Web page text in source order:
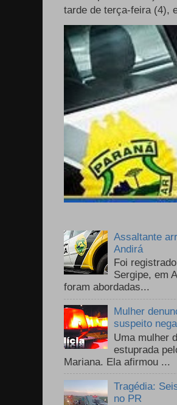
tarde de terça-feira (4),
Assaltante
Andirá
Foi
Sergipe, em
foram abordadas...
Mulher
suspeito
Uma mulher
estuprada
Mariana. Ela afirmou ...
Tragédia:
no PR